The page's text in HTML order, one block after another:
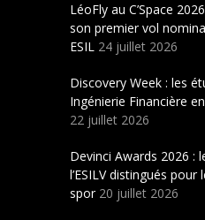
LéoFly au C’Space
son premier vol
ESIL 24 juillet 2026
Discovery Week : les
Ingénierie Financière
22 juillet 2026
Devinci Awards 2026 :
l’ESILV distingués
spor 20 juillet 2026